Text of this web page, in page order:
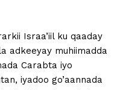
Israa’iil ku qaaday
adkeeyay muhiimadda
Carabta iyo
iyadoo go’aannada